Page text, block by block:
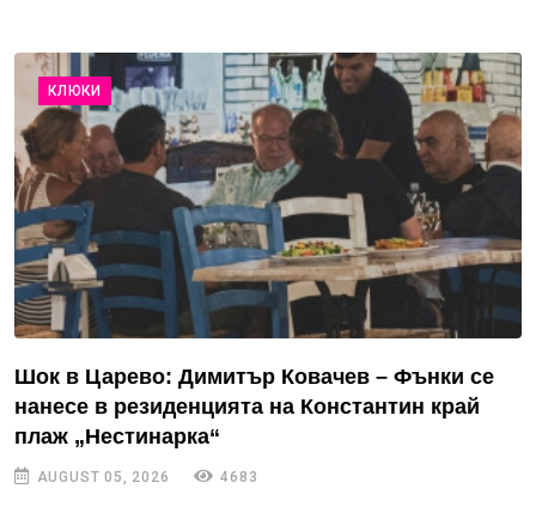
КЛЮКИ
Шок в Царево: Димитър Ковачев – Фънки се
нанесе в резиденцията на Константин край
плаж „Нестинарка“
AUGUST 05, 2026 4683